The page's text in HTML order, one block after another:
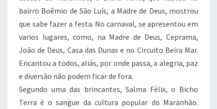
bairro Boêmio de São Luís, a Madre de Deus, mostrou
que sabe fazer a festa. No carnaval, se apresentou em
varios lugares, como, na Madre de Deus, Ceprama,
João de Deus, Casa das Dunas e no Circuito Beira Mar.
Encantou a todos, aliás, por onde passa, a alegria, paz
e diversão não podem ficar de fora.
Segundo uma das brincantes, Salma Félix, o Bicho
Terra é o sangue da cultura popular do Maranhão.